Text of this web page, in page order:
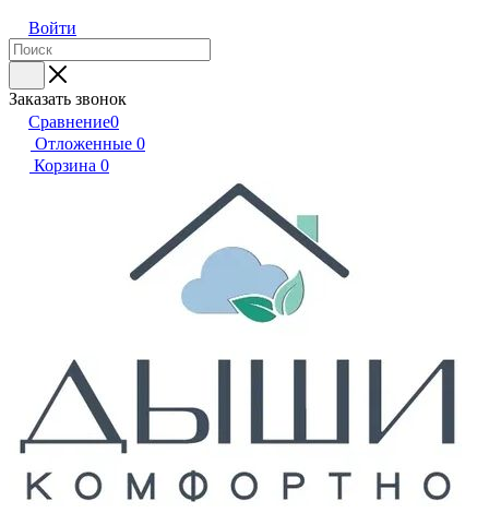
Войти
Заказать звонок
Сравнение0
Отложенные 0
Корзина 0